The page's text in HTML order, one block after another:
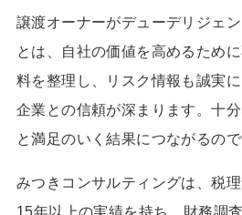
譲渡オーナーがデューデリジェ
とは、自社の価値を高めるため
料を整理し、リスク情報も誠実
企業との信頼が深まります。十
と満足のいく結果につながるので
みつきコンサルティングは、税
15年以上の実績を持ち、財務調